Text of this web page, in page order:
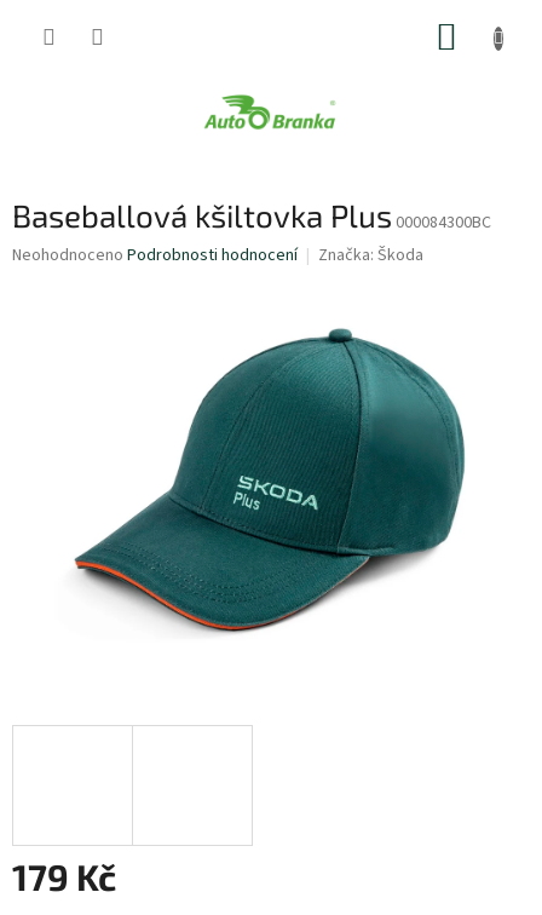
Baseballová kšiltovka Plus 000084300BC
Průměrné
Neohodnoceno Podrobnosti hodnocení Značka: Škoda
179 Kč